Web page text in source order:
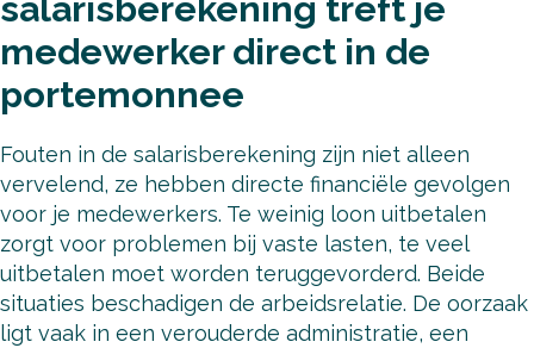
medewerker direct in de
portemonnee
Fouten in de salarisberekening zijn niet alleen
vervelend, ze hebben directe financiële gevolgen
voor je medewerkers. Te weinig loon uitbetalen
zorgt voor problemen bij vaste lasten, te veel
uitbetalen moet worden teruggevorderd. Beide
situaties beschadigen de arbeidsrelatie. De oorzaak
ligt vaak in een verouderde administratie, een